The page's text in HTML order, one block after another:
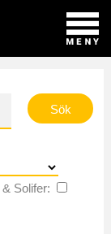
Solifer: